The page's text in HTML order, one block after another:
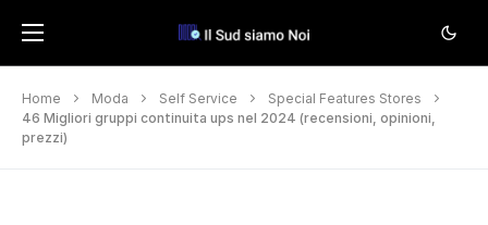
Home Moda Self Service
Special Features Stores
46 Migliori gruppi continuita ups nel 2024 (recensioni, opinioni,
prezzi)